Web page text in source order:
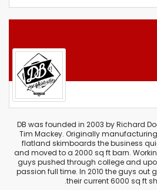
DB was founded in 2003 by Richard
Tim Mackey. Originally
flatland skimboards the business
and moved to a 2000 sq ft barn.
guys pushed through college and
passion full time. In 2010 the guys out
their current 6000 sq ft